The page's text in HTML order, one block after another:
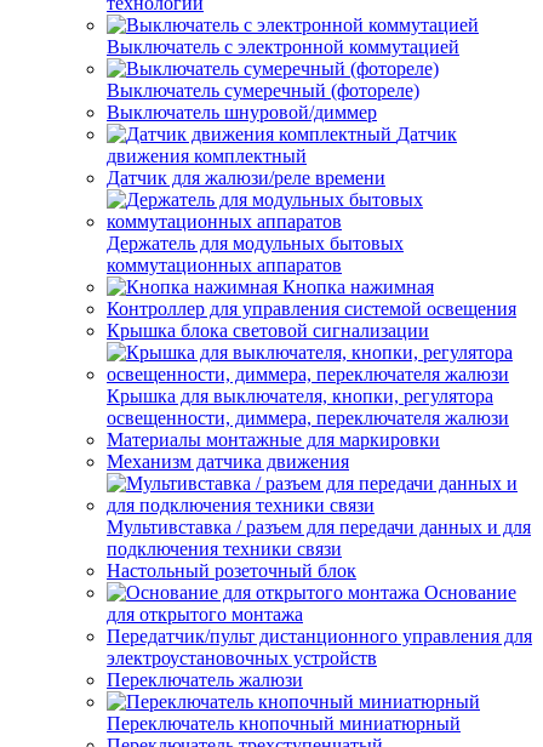
Выключатель с электронной коммутацией
Выключатель сумеречный (фотореле)
Выключатель шнуровой/диммер
Датчик
движения комплектный
Датчик для жалюзи/реле времени
Держатель для модульных бытовых
коммутационных аппаратов
Кнопка нажимная
Контроллер для управления системой освещения
Крышка блока световой сигнализации
Крышка для выключателя, кнопки, регулятора
освещенности, диммера, переключателя жалюзи
Материалы монтажные для маркировки
Механизм датчика движения
Мультивставка / разъем для передачи данных и для
подключения техники связи
Настольный розеточный блок
Основание
для открытого монтажа
Передатчик/пульт дистанционного управления для
электроустановочных устройств
Переключатель жалюзи
Переключатель кнопочный миниатюрный